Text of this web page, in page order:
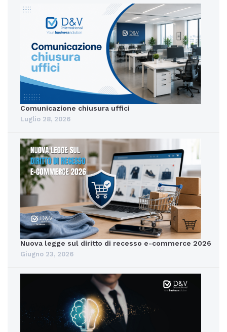
Comunicazione chiusura uffici
Luglio 28, 2026
Nuova legge sul diritto di recesso e-commerce 2026
Giugno 23, 2026